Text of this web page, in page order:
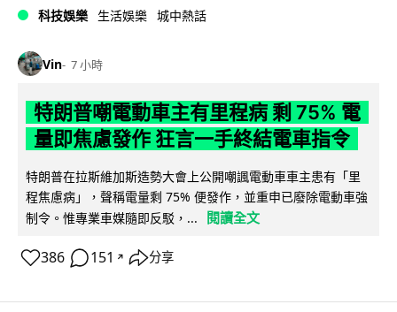
科技娛樂 生活娛樂 城中熱話
Vin 7 小時
特朗普嘲電動車主有里程病 剩 75% 電
量即焦慮發作 狂言一手終結電車指令
特朗普在拉斯維加斯造勢大會上公開嘲諷電動車車主患有「里
程焦慮病」，聲稱電量剩 75% 便發作，並重申已廢除電動車強
制令。惟專業車媒隨即反駁，...
閱讀全文
386 151 ↗ 分享